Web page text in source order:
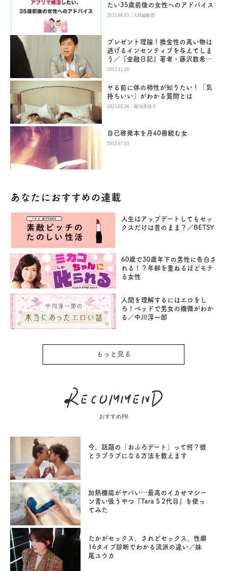
たい35歳前後の女性へのアドバイス
2022.06.03 |AM編集部
プレゼント理論！換金性の高い物は
逃げるインセンティブを与えてしま
う／『金融日記』著者・藤沢数希×
元フジアナ・長谷川豊対談（4）
2013.11.26
ヤる前に体の相性が知りたい！「気
持ちいい」がわかる質問とは
2025.05.26 |菊池美佳子
自己啓発本を月40冊読む女
2012.07.03
あなたにおすすめの連載
人生はアップデートしてもセッ
クスだけは昔のまま？／BETSY
60歳で30歳年下の男性に告白さ
れる！？年齢を重ねるほどモテ
る女性
人間を理解するにはエロをし
ろ！ベッドで男女の機微がわか
る／中川淳一郎
もっと見る
おすすめPR
今、話題の「おふろデート」って何？彼
とラブラブになる方法を教えます
加熱機能がヤバい…最高のイカせマシー
ン青い吸うやつ『Tara S 2代目』を使っ
てみた
たかがセックス。されどセックス。性癖
16タイプ診断でわかる流派の違い／妹
尾ユウカ